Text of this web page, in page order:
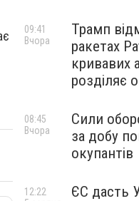
Трамп
ракетах
кривавих
розділяє
09:41
Вчора
Сили
за добу
окупантів
08:45
Вчора
ЄС дасть
12:22